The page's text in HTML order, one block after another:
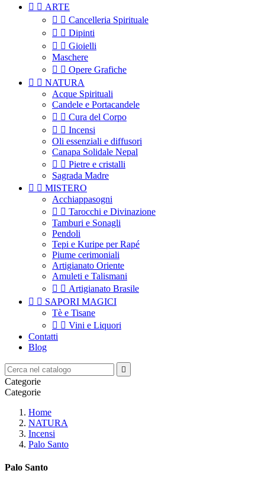
  ARTE
  Cancelleria Spirituale
  Dipinti
  Gioielli
Maschere
  Opere Grafiche
  NATURA
Acque Spirituali
Candele e Portacandele
  Cura del Corpo
  Incensi
Oli essenziali e diffusori
Canapa Solidale Nepal
  Pietre e cristalli
Sagrada Madre
  MISTERO
Acchiappasogni
  Tarocchi e Divinazione
Tamburi e Sonagli
Pendoli
Tepi e Kuripe per Rapé
Piume cerimoniali
Artigianato Oriente
Amuleti e Talismani
  Artigianato Brasile
  SAPORI MAGICI
Tè e Tisane
  Vini e Liquori
Contatti
Blog

Categorie
Categorie
Home
NATURA
Incensi
Palo Santo
Palo Santo